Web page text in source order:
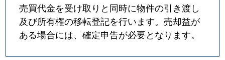
売買代金を受け取りと同時に物件の引き渡し
及び所有権の移転登記を行います。売却益が
ある場合には、確定申告が必要となります。